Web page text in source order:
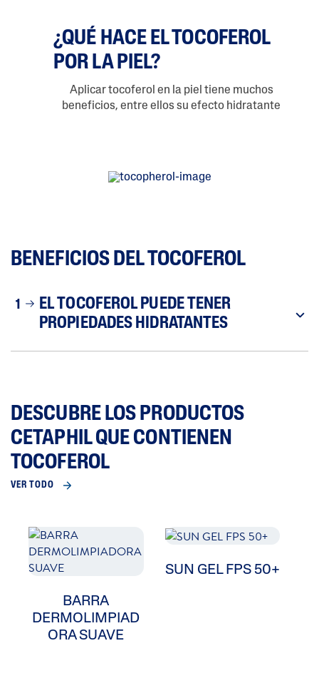
¿QUÉ HACE EL TOCOFEROL
POR LA PIEL?
Aplicar tocoferol en la piel tiene muchos
beneficios, entre ellos su efecto hidratante
BENEFICIOS DEL TOCOFEROL
1
EL TOCOFEROL PUEDE TENER
PROPIEDADES HIDRATANTES
DESCUBRE LOS PRODUCTOS
CETAPHIL QUE CONTIENEN
TOCOFEROL
VER TODO
BARRA
DERMOLIMPIAD
ORA SUAVE
SUN GEL FPS 50+